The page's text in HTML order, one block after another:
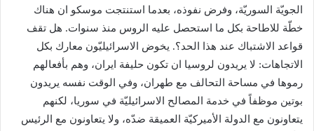
الجويّة السوريّة، وفرض نفوذه، بعدما استنتجت موسكو ان هناك
خطّة للاطاحة بكل ما استحصل عليه الروس منذ سنوات. هل تقف
قواعد الاشتباك عند هذا الحد؟. يخوض الاسرائيليّون معارك بكل
الاتجاهات: لا يريدون لروسيا ان تكون حليفة ايران، وهم بأفعالهم
رموها في مساحة التحالف مع طهران، وفي الوقت نفسه يريدون
بوتين موظفاً في خدمة المصالح الاسرائيليّة في سوريا، لكنهم
يتعاونون مع الدولة الأميركيّة العميقة ضدّه، ولا يتعاونون مع الرئيس